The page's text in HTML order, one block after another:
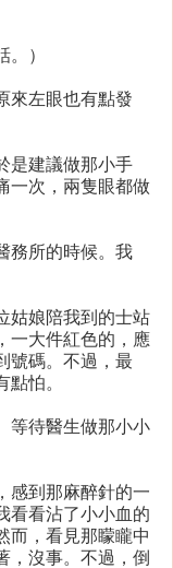
。）
來左眼也有點發
是建議做那小手
一次，兩隻眼都做
務所的時候。我
姑娘陪我到的士站
一大件紅色的，應
號碼。不過，最
怕。
等待醫生做那小小
感到那麻醉針的一
看看沾了小小血的
而，看見那矇矓中
，沒事。不過，倒